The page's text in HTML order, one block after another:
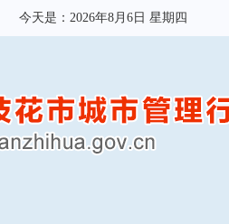
今天是： 2026年8月6日 星期四